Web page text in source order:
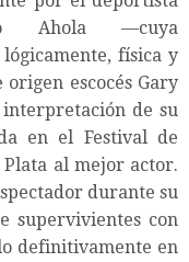
Ahola —cuya
física y
escocés Gary
de su
en el Festival de
al mejor actor.
durante su
supervivientes con
definitivamente en